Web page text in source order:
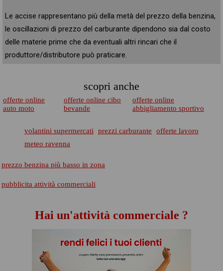
Le accise rappresentano più della metà del prezzo della benzina,
le oscillazioni di prezzo del carburante dipendono sia dal costo
delle materie prime che da eventuali altri rincari che il
produttore/distributore può praticare.
scopri anche
offerte online
auto moto
offerte online cibo
bevande
offerte online
abbigliamento sportivo
volantini supermercati prezzi carburante
offerte lavoro
meteo ravenna
prezzo benzina più basso in zona
pubblicita attività commerciali
Hai un'attività commerciale ?